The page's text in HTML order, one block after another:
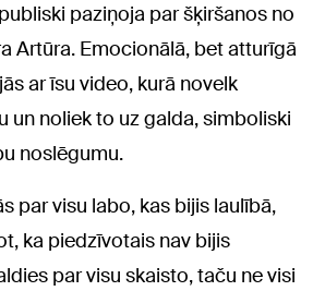
paziņoja par šķiršanos no
Artūra. Emocionālā, bet atturīgā
ar īsu video, kurā novelk
un noliek to uz galda, simboliski
noslēgumu.
par visu labo, kas bijis laulībā,
ka piedzīvotais nav bijis
par visu skaisto, taču ne visi